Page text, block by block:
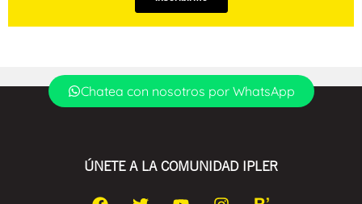
Chatea con nosotros por WhatsApp
ÚNETE A LA COMUNIDAD IPLER